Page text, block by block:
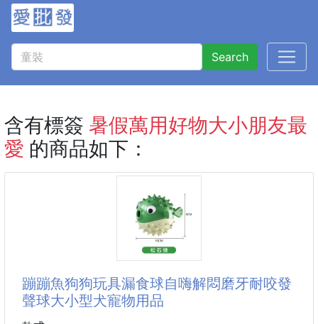
Search
含有標簽 暑假萬用好物大小朋友最
愛 的商品如下：
蹦蹦魚狗狗玩具漏食球自嗨解悶磨牙耐咬發
聲球大小型犬寵物用品